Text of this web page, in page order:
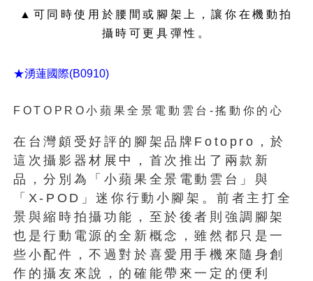
▲可同時使用於腰間或腳架上，讓你在機動拍
攝時可更具彈性。
★湧蓮國際(B0910)
FOTOPRO小蘋果全景電動雲台-搖動你的心
在台灣頗受好評的腳架品牌Fotopro，於
這次攝影器材展中，首次推出了兩款新
品，分別為「小蘋果全景電動雲台」與
「X-POD」迷你行動小腳架。前者主打全
景與縮時拍攝功能，至於後者則強調腳架
也是行動電源的全新概念，雖然都只是一
些小配件，不過對於喜愛用手機來隨身創
作的攝友來說，的確能帶來一定的便利